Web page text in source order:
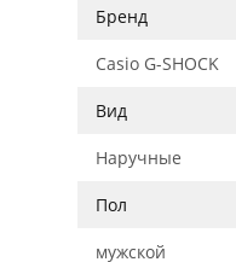
Бренд
Casio G-SHOCK
Вид
Наручные
Пол
мужской